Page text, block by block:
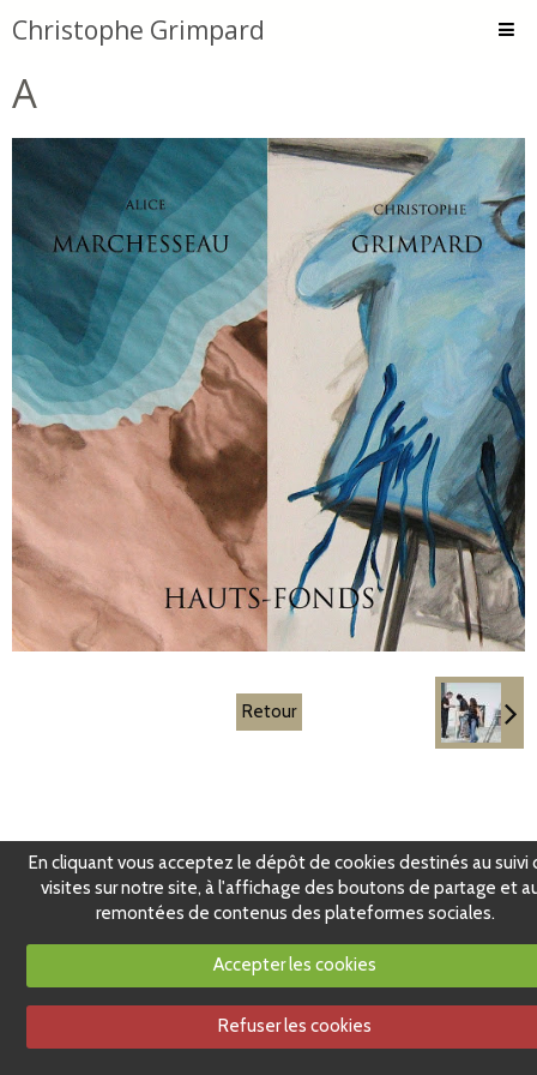
Christophe Grimpard
Accueil
Dessins
Encres et Collages
Animations
Atelier
Textes
Bios
Contact
-Tard le soir-
A
Retour
En cliquant vous acceptez le dépôt de cookies destinés au suivi
visites sur notre site, à l'affichage des boutons de partage et
remontées de contenus des plateformes sociales.
Accepter les cookies
Refuser les cookies